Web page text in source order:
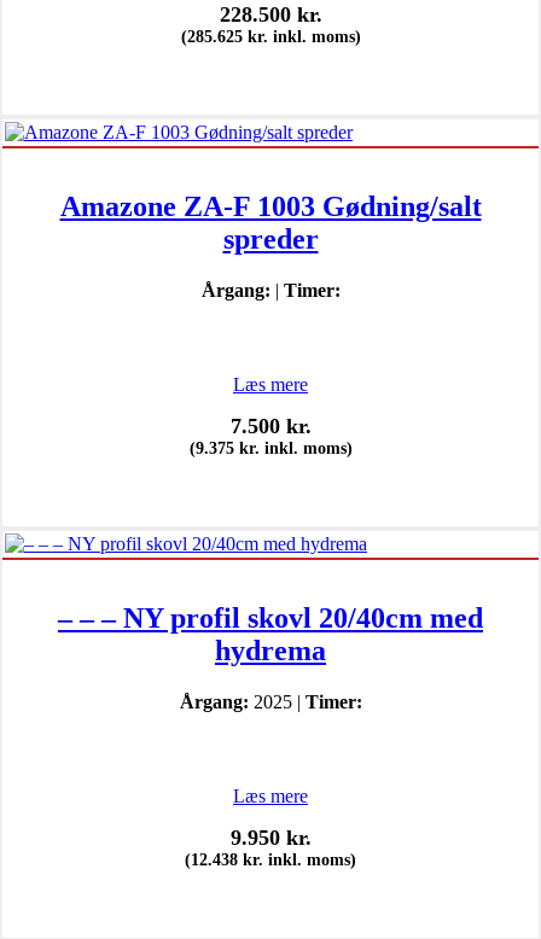
228.500 kr.
(285.625 kr. inkl. moms)
Amazone ZA-F 1003 Gødning/salt
spreder
Årgang: | Timer:
Læs mere
7.500 kr.
(9.375 kr. inkl. moms)
– – – NY profil skovl 20/40cm med
hydrema
Årgang: 2025 | Timer:
Læs mere
9.950 kr.
(12.438 kr. inkl. moms)